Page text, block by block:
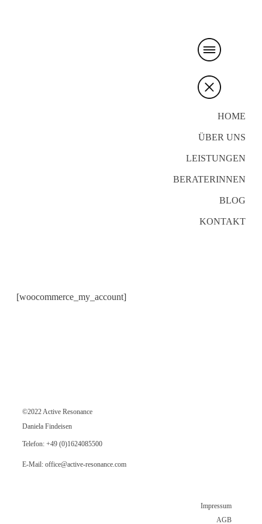
HOME
ÜBER UNS
LEISTUNGEN
BERATERINNEN
BLOG
KONTAKT
[woocommerce_my_account]
©2022 Active Resonance
Daniela Findeisen
Telefon: +49 (0)1624085500
E-Mail: office@active-resonance.com
Impressum
AGB